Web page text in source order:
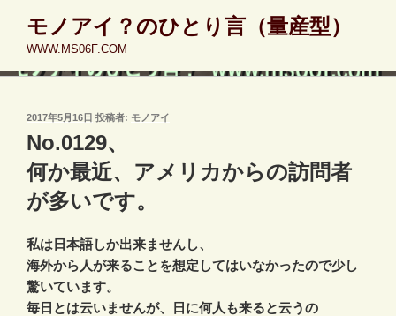
ン
モノアイ？のひとり言（量産型）
WWW.MS06F.COM
投
日:
2017年5月16日 投稿者: モノアイ
No.0129、
何か最近、アメリカからの訪問者
が多いです。
私は日本語しか出来ませんし、
海外から人が来ることを想定してはいなかったので少し
驚いています。
毎日とは云いませんが、日に何人も来ると云うの